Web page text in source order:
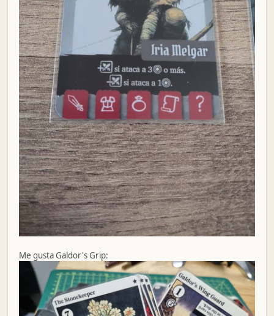
Me gusta Galdor's Grip: